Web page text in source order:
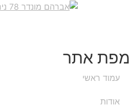
מפת אתר
עמוד ראשי
אודות